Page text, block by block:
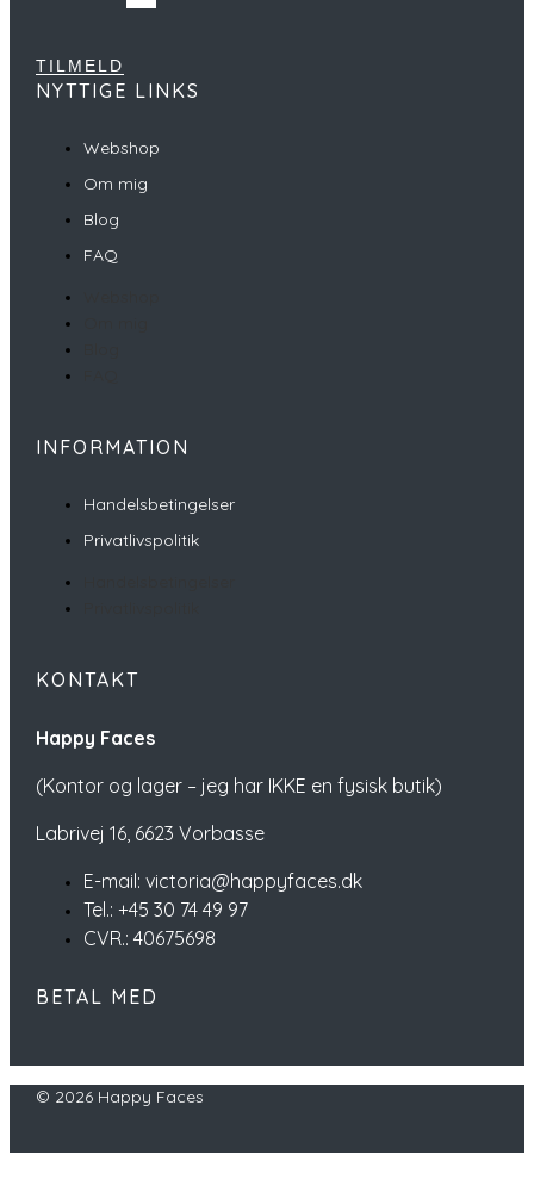
TILMELD
NYTTIGE LINKS
Webshop
Om mig
Blog
FAQ
INFORMATION
Handelsbetingelser
Privatlivspolitik
KONTAKT
Happy Faces
(Kontor og lager – jeg har IKKE en fysisk butik)
Labrivej 16, 6623 Vorbasse
E-mail: victoria@happyfaces.dk
Tel.: +45 30 74 49 97
CVR.: 40675698
BETAL MED
© 2026 Happy Faces